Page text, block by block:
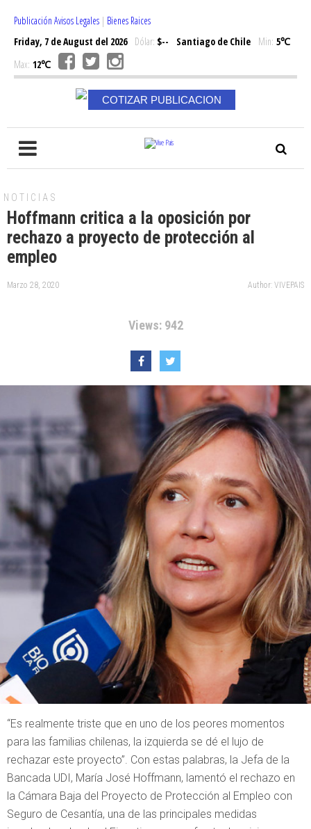
Publicación Avisos Legales | Bienes Raices
Friday, 7 de August del 2026Dólar: $-- Santiago de Chile Min: 5℃
Max: 12℃
COTIZAR PUBLICACION
NOTICIAS
Hoffmann critica a la oposición por
rechazo a proyecto de protección al
empleo
Marzo 28, 2020 Author: VIVEPAIS
Views: 942
“Es realmente triste que en uno de los peores momentos
para las familias chilenas, la izquierda se dé el lujo de
rechazar este proyecto”. Con estas palabras, la Jefa de la
Bancada UDI, María José Hoffmann, lamentó el rechazo en
la Cámara Baja del Proyecto de Protección al Empleo con
Seguro de Cesantía, una de las principales medidas